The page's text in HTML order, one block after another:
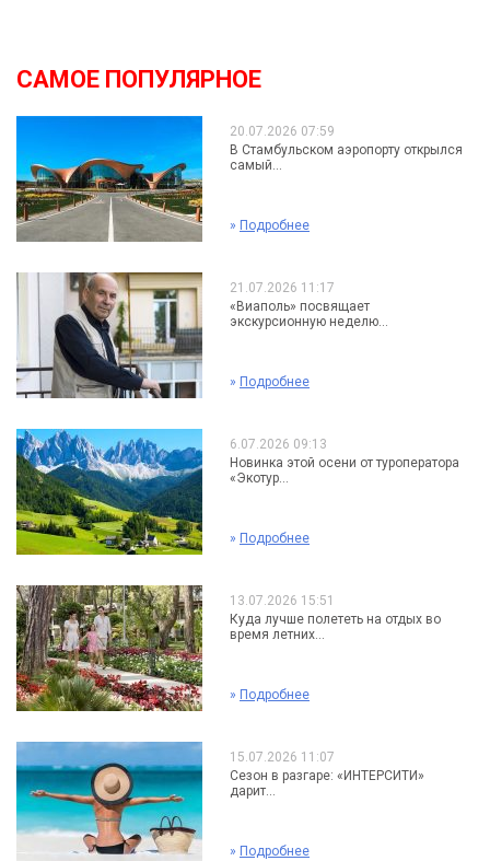
САМОЕ ПОПУЛЯРНОЕ
20.07.2026 07:59
В Стамбульском аэропорту открылся
самый...
» Подробнее
21.07.2026 11:17
«Виаполь» посвящает
экскурсионную неделю...
» Подробнее
6.07.2026 09:13
Новинка этой осени от туроператора
«Экотур...
» Подробнее
13.07.2026 15:51
Куда лучше полететь на отдых во
время летних...
» Подробнее
15.07.2026 11:07
Сезон в разгаре: «ИНТЕРСИТИ»
дарит...
» Подробнее